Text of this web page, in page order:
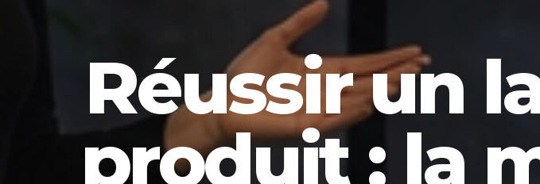
Réussir un
produit : la